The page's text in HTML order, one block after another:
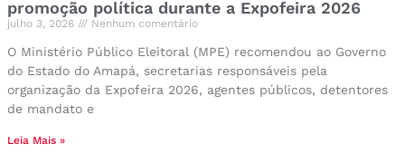
promoção política durante a Expofeira 2026
julho 3, 2026 Nenhum comentário
O Ministério Público Eleitoral (MPE) recomendou ao Governo
do Estado do Amapá, secretarias responsáveis pela
organização da Expofeira 2026, agentes públicos, detentores
de mandato e
Leia Mais »